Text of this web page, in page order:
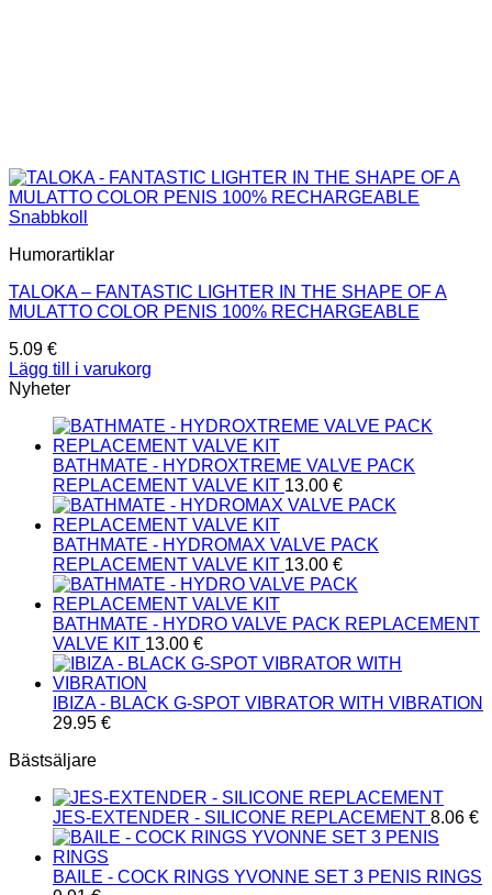
Snabbkoll
Humorartiklar
TALOKA – FANTASTIC LIGHTER IN THE SHAPE OF A
MULATTO COLOR PENIS 100% RECHARGEABLE
5.09 €
Lägg till i varukorg
Nyheter
BATHMATE - HYDROXTREME VALVE PACK
REPLACEMENT VALVE KIT 13.00 €
BATHMATE - HYDROMAX VALVE PACK
REPLACEMENT VALVE KIT 13.00 €
BATHMATE - HYDRO VALVE PACK REPLACEMENT
VALVE KIT 13.00 €
IBIZA - BLACK G-SPOT VIBRATOR WITH VIBRATION
29.95 €
Bästsäljare
JES-EXTENDER - SILICONE REPLACEMENT 8.06 €
BAILE - COCK RINGS YVONNE SET 3 PENIS RINGS